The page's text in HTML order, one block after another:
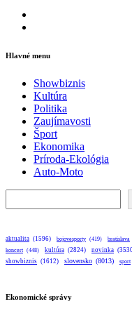
Hlavné menu
Showbiznis
Kultúra
Politika
Zaujímavosti
Šport
Ekonomika
Príroda-Ekológia
Auto-Moto
aktualita (1596) bojovesporty (419) bratislava
koncert (448) kultúra (2824) novinka
showbiznis (1612) slovensko (8013) sport
Ekonomické správy